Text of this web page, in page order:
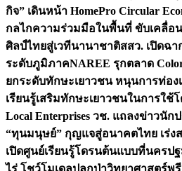
กิจ” เดินหน้า HomePro Circular
กลไกความร่วมมือในพื้นที่ ขับเคลื่อ
ศิลป์ไทยสู่เวทีนานาชาติสสว. เปิดฉ
ระดับภูมิภาคNAREE รุกตลาด
ยกระดับทักษะเยาวชน หนุนการท่อ
เรียนรู้เสริมทักษะเยาวชนในการใ
Local Enterprises วช. แถลงข่าวนักป
“ทุนมนุษย์” กุญแจสู่อนาคตไทย เร่งส
เปิดศูนย์เรียนรู้โดรนต้นแบบที่นครป
ไร่ โชว์โมเดลปลูกป่าวิทยาศาสตร์พ